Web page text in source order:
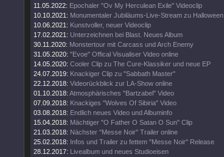
11.05.2022: Epochaler "Ov My Herculean Exile" Videoclip
10.10.2021: Monumentaler Jubiläums-Live-Stream zu Halloween
10.06.2021: Kunstvoller, neuer Videoclip
17.02.2021: Unterzeichnen bei Blast. Neues Album
30.11.2020: Monstertour mit Carcass und Arch Enemy
31.05.2020: "Evoe" Offical Visualiser Video online
14.05.2020: Cooler Clip zu The Cure-Klassiker und neue EP
24.07.2019: Knackiger Clip zu "Sabbath Master"
22.12.2018: Videorückblick zur LA-Show online
01.10.2018: Atmosphärisches "Bartzabel" Video
07.09.2018: Knackiges "Wolves Of Sibiria" Video
03.08.2018: Endlich neues Video und Albuminfo
15.04.2018: Mächtiger "O Father O Satan O Sun" Clip
21.03.2018: Nächster "Messe Noir" Trailer online
25.02.2018: Infos und Trailer zu fettem "Messe Noir" Release
28.12.2017: Livealbum und neues Studioeisen